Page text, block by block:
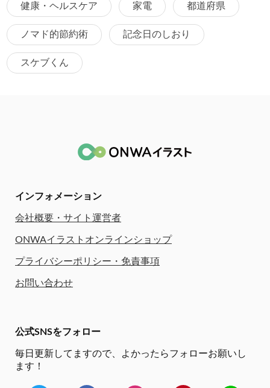
健康・ヘルスケア 家電 都道府県
ノマド的節約術 記念日のしおり
スケブくん
インフォメーション
会社概要・サイト運営者
ONWAイラストオンラインショップ
プライバシーポリシー・免責事項
お問い合わせ
公式SNSをフォロー
毎日更新してますので、
よかったらフォローお願いし
ます！